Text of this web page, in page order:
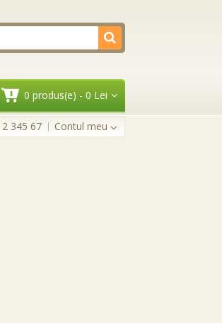
0 produs(e) - 0 Lei
345 67 Contul meu